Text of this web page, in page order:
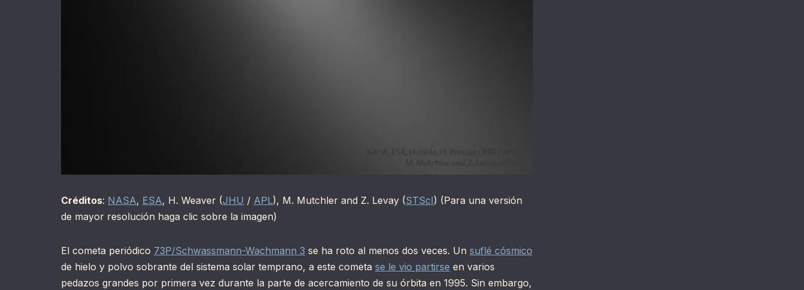
Créditos: NASA, ESA, H. Weaver (JHU / APL), M. Mutchler and Z. Levay (STScI) (Para una versión
de mayor resolución haga clic sobre la imagen)
El cometa periódico 73P/Schwassmann-Wachmann 3 se ha roto al menos dos veces. Un suflé cósmico
de hielo y polvo sobrante del sistema solar temprano, a este cometa se le vio partirse en varios
pedazos grandes por primera vez durante la parte de acercamiento de su órbita en 1995. Sin embargo,